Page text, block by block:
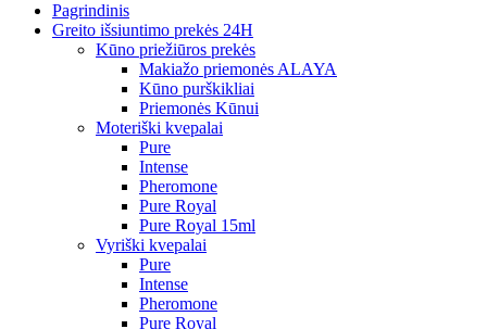
Pagrindinis
Greito išsiuntimo prekės 24H
Kūno priežiūros prekės
Makiažo priemonės ALAYA
Kūno purškikliai
Priemonės Kūnui
Moteriški kvepalai
Pure
Intense
Pheromone
Pure Royal
Pure Royal 15ml
Vyriški kvepalai
Pure
Intense
Pheromone
Pure Royal